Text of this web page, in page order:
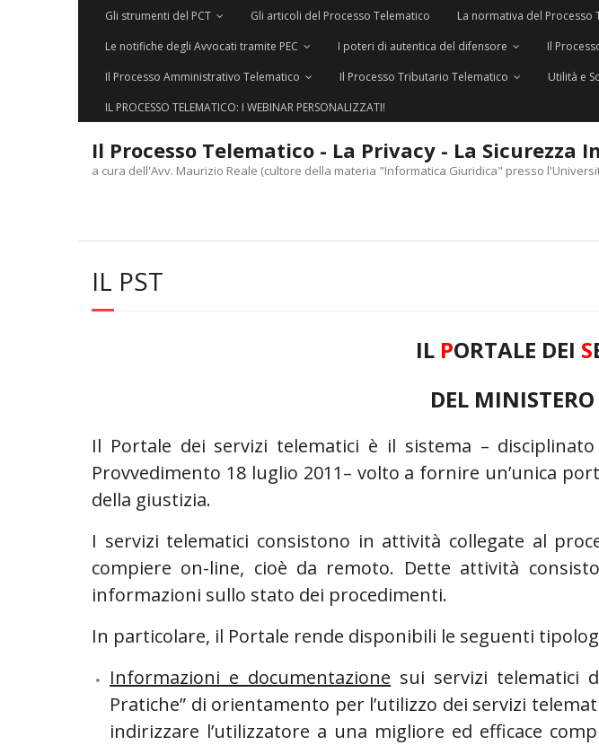
Gli strumenti del PCT Gli articoli del Processo Telematico La normativa del Processo
Le notifiche degli Avvocati tramite PEC
I poteri di autentica del difensore Il
Il Processo Amministrativo Telematico
Il Processo Tributario Telematico Utilità e
IL PROCESSO TELEMATICO: I WEBINAR PERSONALIZZATI!
Il Processo Telematico - La Privacy - La Sicurezza
a cura dell'Avv. Maurizio Reale (cultore della materia "Informatica Giuridica" presso
IL PST
IL PORTALE DEI S
DEL
Il Portale dei servizi telematici è il sistema –
Provvedimento 18 luglio 2011– volto a fornire un’unica
della giustizia.
I servizi telematici consistono in attività collegate al
compiere on-line, cioè da remoto. Dette attività
informazioni sullo stato dei procedimenti.
In particolare, il Portale rende disponibili le seguenti
Informazioni e documentazione sui servizi telematici
Pratiche” di orientamento per l’utilizzo dei servizi
indirizzare l’utilizzatore a una migliore ed efficace